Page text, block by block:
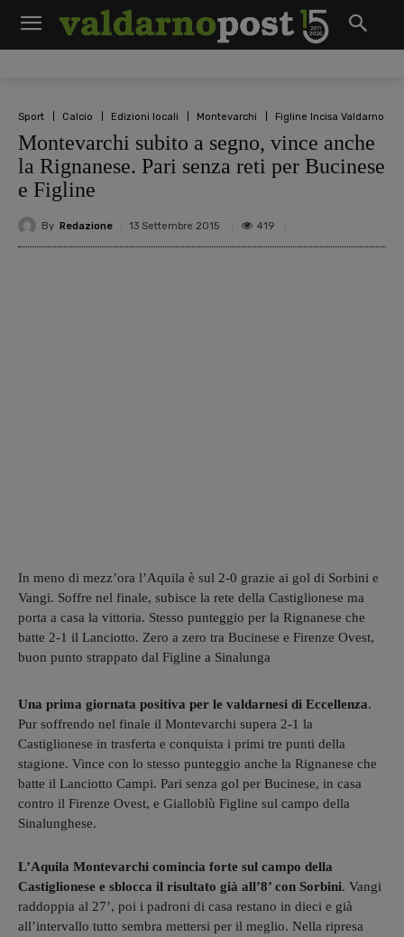
Sport Calcio Edizioni locali Montevarchi Figline Incisa Valdarno
Montevarchi subito a segno, vince anche
la Rignanese. Pari senza reti per Bucinese
e Figline
By Redazione 13 Settembre 2015 419
In meno di mezz’ora l’Aquila è sul 2-0 grazie ai gol di Sorbini e
Vangi. Soffre nel finale, subisce la rete della Castiglionese ma
porta a casa la vittoria. Stesso punteggio per la Rignanese che
batte 2-1 il Lanciotto. Zero a zero tra Bucinese e Firenze Ovest,
buon punto strappato dal Figline a Sinalunga
Una prima giornata positiva per le valdarnesi di Eccellenza.
Pur soffrendo nel finale il Montevarchi supera 2-1 la
Castiglionese in trasferta e conquista i primi tre punti della
stagione. Vince con lo stesso punteggio anche la Rignanese che
batte il Lanciotto Campi. Pari senza gol per Bucinese, in casa
contro il Firenze Ovest, e Gialloblù Figline sul campo della
Sinalunghese.
L’Aquila Montevarchi comincia forte sul campo della
Castiglionese e sblocca il risultato già all’8’ con Sorbini. Vangi
raddoppia al 27’, poi i padroni di casa restano in dieci e già
all’intervallo tutto sembra mettersi per il meglio. Nella ripresa